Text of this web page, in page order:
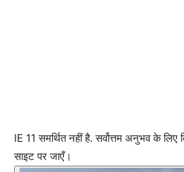
IE 11 समर्थित नहीं है. सर्वोत्तम अनुभव के लिए
साइट पर जाएँ।